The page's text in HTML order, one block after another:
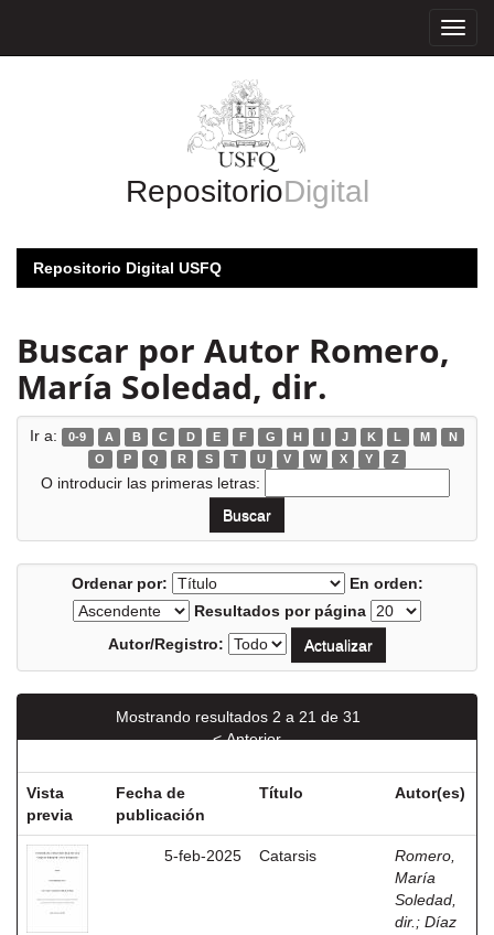
RepositorioDigital
Repositorio Digital USFQ
Buscar por Autor Romero,
María Soledad, dir.
Ir a: 0-9 A B C D E F G H I J K L M
N
O
P Q R S T U V W X Y Z
O introducir las primeras letras:
Ordenar por:
En orden:
Resultados por página
Autor/Registro:
Mostrando resultados 2 a 21 de 31
< Anterior
Vista
previa
Fecha de
publicación
Título Autor(es)
5-feb-2025 Catarsis
Romero,
María
Soledad,
dir. ; Díaz